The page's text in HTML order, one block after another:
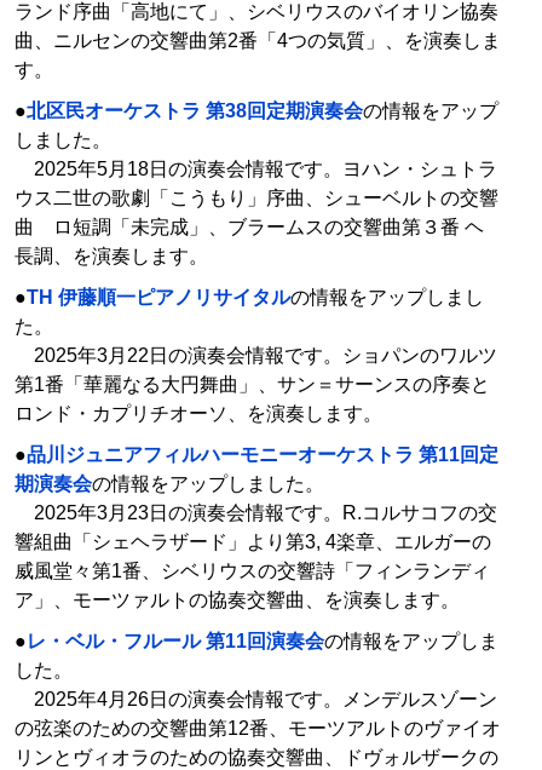
ランド序曲「高地にて」、シベリウスのバイオリン協奏
曲、ニルセンの交響曲第2番「4つの気質」、を演奏しま
す。
●北区民オーケストラ 第38回定期演奏会の情報をアップ
しました。
2025年5月18日の演奏会情報です。ヨハン・シュトラ
ウス二世の歌劇「こうもり」序曲、シューベルトの交響
曲 ロ短調「未完成」、ブラームスの交響曲第３番 ヘ
長調、を演奏します。
●TH 伊藤順一ピアノリサイタルの情報をアップしまし
た。
2025年3月22日の演奏会情報です。ショパンのワルツ
第1番「華麗なる大円舞曲」、サン＝サーンスの序奏と
ロンド・カプリチオーソ、を演奏します。
●品川ジュニアフィルハーモニーオーケストラ 第11回定
期演奏会の情報をアップしました。
2025年3月23日の演奏会情報です。R.コルサコフの交
響組曲「シェヘラザード」より第3, 4楽章、エルガーの
威風堂々第1番、シベリウスの交響詩「フィンランディ
ア」、モーツァルトの協奏交響曲、を演奏します。
●レ・ベル・フルール 第11回演奏会の情報をアップしま
した。
2025年4月26日の演奏会情報です。メンデルスゾーン
の弦楽のための交響曲第12番、モーツアルトのヴァイオ
リンとヴィオラのための協奏交響曲、ドヴォルザークの